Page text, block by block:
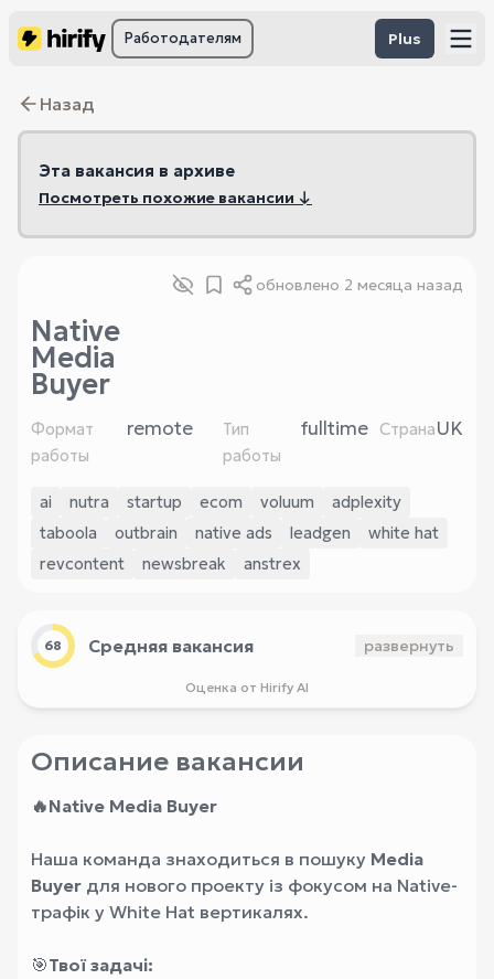
Работодателям Plus
Назад
Эта вакансия в архиве
Посмотреть похожие вакансии ↓
обновлено 2 месяца назад
Native
Media
Buyer
Формат
работы
remote
Тип
работы
fulltime СтранаUK
ai nutra startup ecom voluum
adplexity
taboola
outbrain native ads leadgen
white hat
revcontent
newsbreak anstrex
68 Средняя вакансия развернуть
Оценка от Hirify AI
Описание вакансии
🔥Native Media Buyer
Наша команда знаходиться в пошуку Media
Buyer для нового проекту із фокусом на Native-
трафік у White Hat вертикалях.
🎯Твої задачі: